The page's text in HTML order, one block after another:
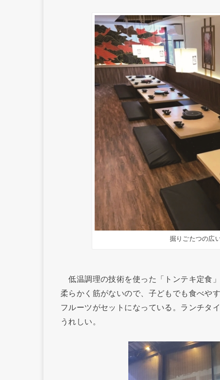
掘りごたつの広
低温調理の技術を使った「トンテキ定食
柔らかく筋がないので、子どもでも食べや
フルーツがセットになっている。ランチタ
うれしい。